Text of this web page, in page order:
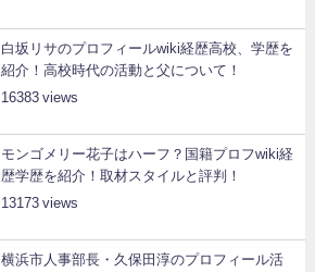
白坂リサのプロフィールwiki経歴高校、学歴を
紹介！高校時代の活動と父について！
16383
モンゴメリー花子はハーフ？国籍プロフwiki経
歴学歴を紹介！取材スタイルと評判！
13173
横浜市人事部長・久保田淳のプロフィール活